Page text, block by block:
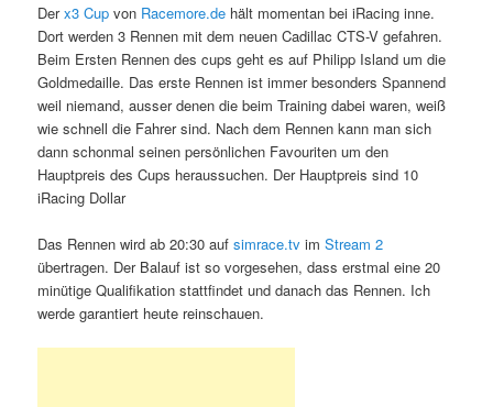
Derx3 Cup von Racemore.de hält momentan bei iRacing inne.
Dort werden 3 Rennen mit dem neuen Cadillac CTS-V gefahren.
Beim Ersten Rennen des cups geht es auf Philipp Island um die
Goldmedaille. Das erste Rennen ist immer besonders Spannend
weil niemand, ausser denen die beim Training dabei waren, weiß
wie schnell die Fahrer sind. Nach dem Rennen kann man sich
dann schonmal seinen persönlichen Favouriten um den
Hauptpreis des Cups heraussuchen. Der Hauptpreis sind 10
iRacing Dollar
Das Rennen wird ab 20:30 aufsimrace.tv imStream 2
übertragen. Der Balauf ist so vorgesehen, dass erstmal eine 20
minütige Qualifikation stattfindet und danach das Rennen. Ich
werde garantiert heute reinschauen.